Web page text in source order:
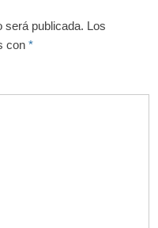
será publicada. Los
con*